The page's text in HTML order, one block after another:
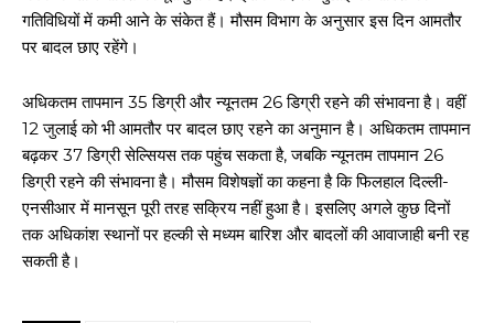
गतिविधियों में कमी आने के संकेत हैं। मौसम विभाग के अनुसार इस दिन आमतौर
पर बादल छाए रहेंगे।
अधिकतम तापमान 35 डिग्री और न्यूनतम 26 डिग्री रहने की संभावना है। वहीं
12 जुलाई को भी आमतौर पर बादल छाए रहने का अनुमान है। अधिकतम तापमान
बढ़कर 37 डिग्री सेल्सियस तक पहुंच सकता है, जबकि न्यूनतम तापमान 26
डिग्री रहने की संभावना है। मौसम विशेषज्ञों का कहना है कि फिलहाल दिल्ली-
एनसीआर में मानसून पूरी तरह सक्रिय नहीं हुआ है। इसलिए अगले कुछ दिनों
तक अधिकांश स्थानों पर हल्की से मध्यम बारिश और बादलों की आवाजाही बनी रह
सकती है।